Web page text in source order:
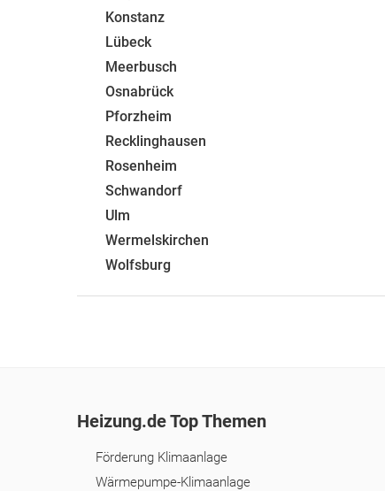
Konstanz
Lübeck
Meerbusch
Osnabrück
Pforzheim
Recklinghausen
Rosenheim
Schwandorf
Ulm
Wermelskirchen
Wolfsburg
Heizung.de Top Themen
Förderung Klimaanlage
Wärmepumpe-Klimaanlage